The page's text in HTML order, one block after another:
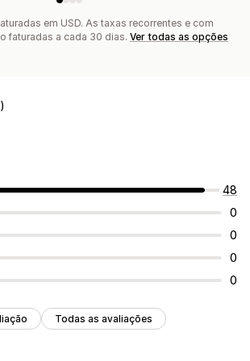
em USD. As taxas recorrentes e com
faturadas a cada 30 dias. Ver todas as opções
48
0
0
0
0
Todas as avaliações